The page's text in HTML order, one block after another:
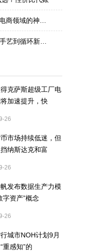
克萨斯超级工厂电
加速提升，快
26
市场持续低迷，但
纳斯达克和富
26
发布数据生产力模
字资产”概念
26
城市NOH计划9月
重感知”的